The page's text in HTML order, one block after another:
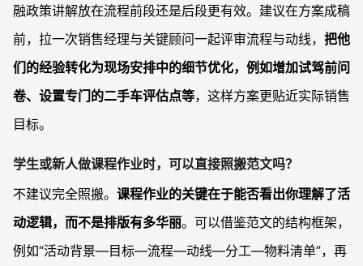
融政策讲解放在流程前段还是后段更有效。建议在方案成稿
前，拉一次销售经理与关键顾问一起评审流程与动线， 把他
们的经验转化为现场安排中的细节优化，例如增加试驾前问
卷、设置专门的二手车评估点等，这样方案更贴近实际销售
目标。
学生或新人做课程作业时，可以直接照搬范文吗？
不建议完全照搬。 课程作业的关键在于能否看出你理解了活
动逻辑，而不是排版有多华丽。可以借鉴范文的结构框架，
例如“活动背景—目标—流程—动线—分工—物料清单”，再